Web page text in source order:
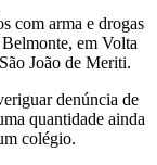
com arma e drogas
em Volta
João de Meriti.
denúncia de
quantidade ainda
colégio.